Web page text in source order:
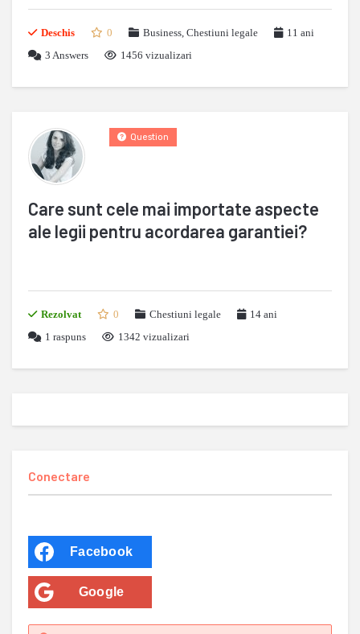
Deschis 0 Business, Chestiuni legale
11 ani
3 Answers 1456 vizualizari
Care sunt cele mai importate aspecte
ale legii pentru acordarea garantiei?
Question
Rezolvat 0 Chestiuni legale
14 ani
1 raspuns 1342 vizualizari
Conectare
Facebook
Google